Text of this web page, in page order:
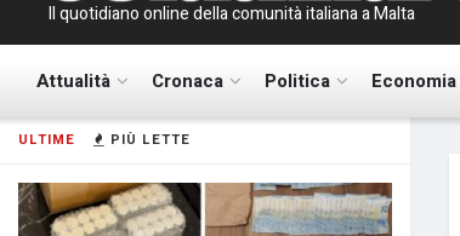
ULTIME PIÙ LETTE
Il quotidiano online della comunità italiana a Malta
Attualità Cronaca Politica Economia